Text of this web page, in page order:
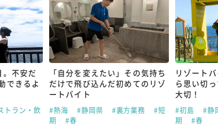
不安だ
できるよ
トラン・飲
「自分を変えたい」その気持ち
だけで飛び込んだ初めてのリゾ
ートバイト
#熱海 #静岡県 #裏方業務
#短
期
#春
リゾート
ら思い切
大切！
#初島
#静
期
#春